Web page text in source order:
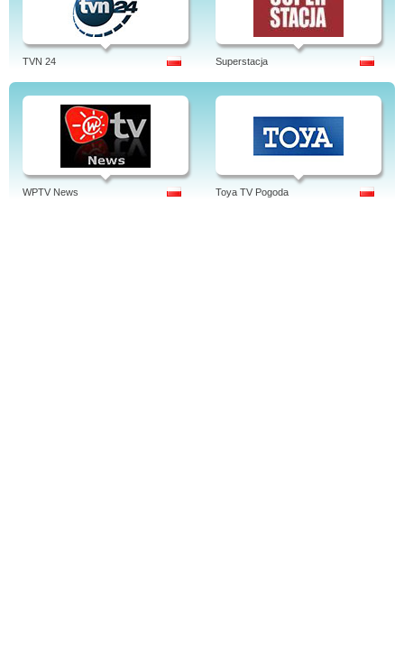
TVN 24 Superstacja
WPTV News Toya TV Pogoda